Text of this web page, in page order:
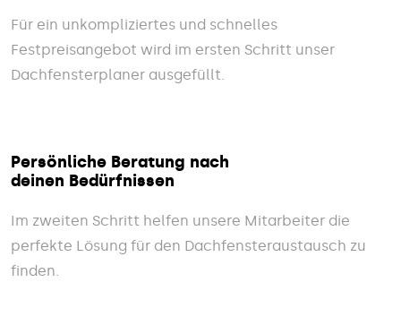
Für ein unkompliziertes und schnelles
Festpreisangebot wird im ersten Schritt unser
Dachfensterplaner ausgefüllt.
Persönliche Beratung nach
deinen Bedürfnissen
Im zweiten Schritt helfen unsere Mitarbeiter die
perfekte Lösung für den Dachfensteraustausch zu
finden.